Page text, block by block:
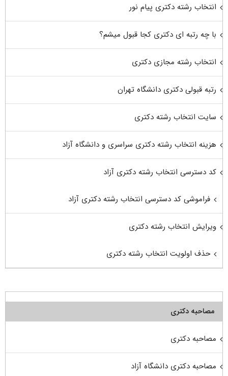
انتخاب رشته دکتری پیام نور
با چه رتبه ای دکتری کجا قبول میشم؟
انتخاب رشته مجازی دکتری
رتبه قبولی دکتری دانشگاه تهران
سایت انتخاب رشته دکتری
هزینه انتخاب رشته دکتری سراسری و دانشگاه آزاد
کد دسترسی انتخاب رشته دکتری آزاد
فراموشی کد دسترسی انتخاب رشته دکتری آزاد
ویرایش انتخاب رشته دکتری
حذف اولویت انتخاب رشته دکتری
مصاحبه دکتری
مصاحبه دکتری
مصاحبه دکتری دانشگاه آزاد